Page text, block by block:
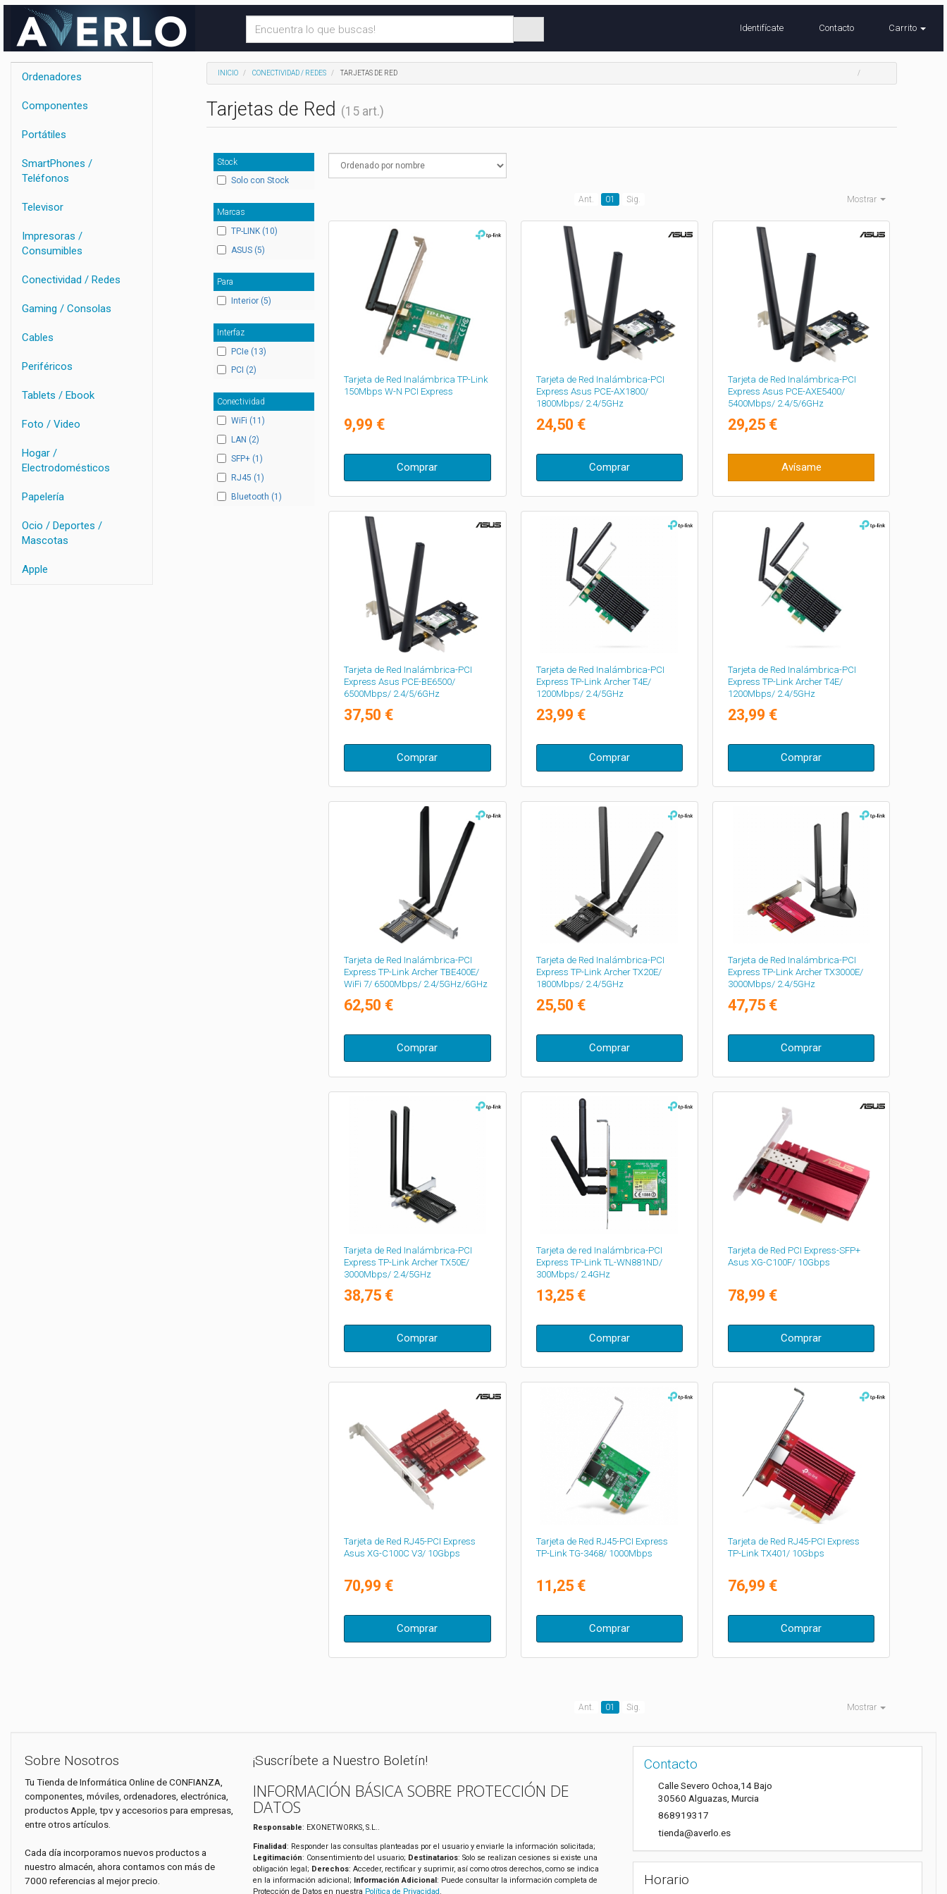
Identifícate Contacto Carrito
Ordenadores
Componentes
Portátiles
SmartPhones /
Teléfonos
Televisor
Impresoras /
Consumibles
Conectividad / Redes
Gaming / Consolas
Cables
Periféricos
Tablets / Ebook
Foto / Video
Hogar /
Electrodomésticos
Papelería
Ocio / Deportes /
Mascotas
Apple
INICIO CONECTIVIDAD / REDES TARJETAS DE RED
Tarjetas de Red (15 art.)
Stock
Solo con Stock
Marcas
TP-LINK (10)
ASUS (5)
Para
Interior (5)
Interfaz
PCIe (13)
PCI (2)
Conectividad
WiFi (11)
LAN (2)
SFP+ (1)
RJ45 (1)
Bluetooth (1)
Ant. 01 Sig. Mostrar
Tarjeta de Red Inalámbrica TP-Link
150Mbps W-N PCI Express
9,99 €
Comprar
Tarjeta de Red Inalámbrica-PCI
Express Asus PCE-AX1800/
1800Mbps/ 2.4/5GHz
24,50 €
Comprar
Tarjeta de Red Inalámbrica-PCI
Express Asus PCE-AXE5400/
5400Mbps/ 2.4/5/6GHz
29,25 €
Avísame
Tarjeta de Red Inalámbrica-PCI
Express Asus PCE-BE6500/
6500Mbps/ 2.4/5/6GHz
37,50 €
Comprar
Tarjeta de Red Inalámbrica-PCI
Express TP-Link Archer T4E/
1200Mbps/ 2.4/5GHz
23,99 €
Comprar
Tarjeta de Red Inalámbrica-PCI
Express TP-Link Archer T4E/
1200Mbps/ 2.4/5GHz
23,99 €
Comprar
Tarjeta de Red Inalámbrica-PCI
Express TP-Link Archer TBE400E/
WiFi 7/ 6500Mbps/ 2.4/5GHz/6GHz
62,50 €
Comprar
Tarjeta de Red Inalámbrica-PCI
Express TP-Link Archer TX20E/
1800Mbps/ 2.4/5GHz
25,50 €
Comprar
Tarjeta de Red Inalámbrica-PCI
Express TP-Link Archer TX3000E/
3000Mbps/ 2.4/5GHz
47,75 €
Comprar
Tarjeta de Red Inalámbrica-PCI
Express TP-Link Archer TX50E/
3000Mbps/ 2.4/5GHz
38,75 €
Comprar
Tarjeta de red Inalámbrica-PCI
Express TP-Link TL-WN881ND/
300Mbps/ 2.4GHz
13,25 €
Comprar
Tarjeta de Red PCI Express-SFP+
Asus XG-C100F/ 10Gbps
78,99 €
Comprar
Tarjeta de Red RJ45-PCI Express
Asus XG-C100C V3/ 10Gbps
70,99 €
Comprar
Tarjeta de Red RJ45-PCI Express
TP-Link TG-3468/ 1000Mbps
11,25 €
Comprar
Tarjeta de Red RJ45-PCI Express
TP-Link TX401/ 10Gbps
76,99 €
Comprar
Ant. 01 Sig. Mostrar
Sobre Nosotros
Tu Tienda de Informática Online de CONFIANZA,
componentes, móviles, ordenadores, electrónica,
productos Apple, tpv y accesorios para empresas,
entre otros artículos.
Cada día incorporamos nuevos productos a
nuestro almacén, ahora contamos con más de
7000 referencias al mejor precio.
¡Suscríbete a Nuestro Boletín!
INFORMACIÓN BÁSICA SOBRE PROTECCIÓN DE
DATOS
Responsable: EXONETWORKS, S.L..
Finalidad: Responder las consultas planteadas por el usuario y enviarle la información solicitada;
Legitimación: Consentimiento del usuario; Destinatarios: Solo se realizan cesiones si existe una
obligación legal; Derechos: Acceder, rectificar y suprimir, así como otros derechos, como se indica
en la información adicional; Información Adicional: Puede consultar la información completa de
Protección de Datos en nuestra Política de Privacidad.
Contacto
Calle Severo Ochoa,14 Bajo
30560 Alguazas, Murcia
868919317
tienda@averlo.es
Horario